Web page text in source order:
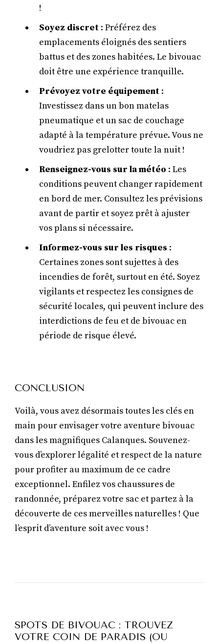
!
Soyez discret : Préférez des
emplacements éloignés des sentiers
battus et des zones habitées. Le bivouac
doit être une expérience tranquille.
Prévoyez votre équipement :
Investissez dans un bon matelas
pneumatique et un sac de couchage
adapté à la température prévue. Vous ne
voudriez pas grelotter toute la nuit !
Renseignez-vous sur la météo : Les
conditions peuvent changer rapidement
en bord de mer. Consultez les prévisions
avant de partir et soyez prêt à ajuster
vos plans si nécessaire.
Informez-vous sur les risques :
Certaines zones sont sujettes à des
incendies de forêt, surtout en été. Soyez
vigilants et respectez les consignes de
sécurité locales, qui peuvent inclure des
interdictions de feu et de bivouac en
période de risque élevé.
CONCLUSION
Voilà, vous avez désormais toutes les clés en
main pour envisager votre aventure bivouac
dans les magnifiques Calanques. Souvenez-
vous d’explorer légalité et respect de la nature
pour profiter au maximum de ce cadre
exceptionnel. Enfilez vos chaussures de
randonnée, préparez votre sac et partez à la
découverte de ces merveilles naturelles ! Que
l’esprit d’aventure soit avec vous !
SPOTS DE BIVOUAC : TROUVEZ
VOTRE COIN DE PARADIS (OU